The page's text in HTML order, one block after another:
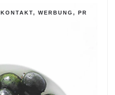
KONTAKT, WERBUNG, PR